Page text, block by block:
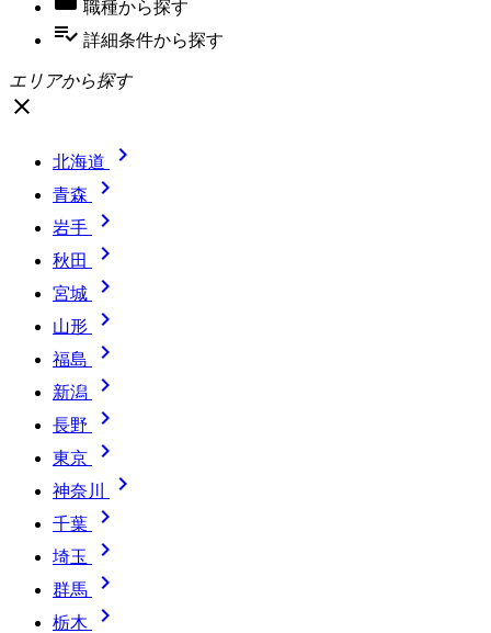
職種から探す
playlist_add_check 詳細条件から探す
エリアから探す
close
北海道 
青森 
岩手 
秋田 
宮城 
山形 
福島 
新潟 
長野 
東京 
神奈川 
千葉 
埼玉 
群馬 
栃木 